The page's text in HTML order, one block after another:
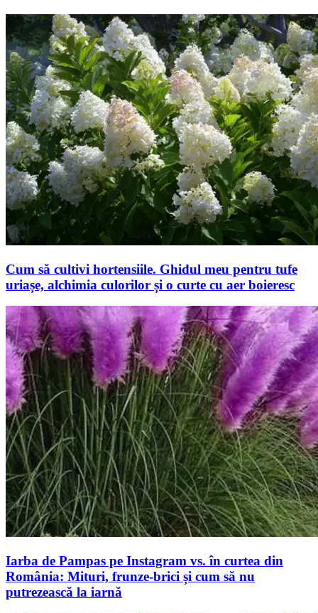
Cum să cultivi hortensiile. Ghidul meu pentru tufe
uriașe, alchimia culorilor și o curte cu aer boieresc
Iarba de Pampas pe Instagram vs. în curtea din
România: Mituri, frunze-brici și cum să nu
putrezească la iarnă